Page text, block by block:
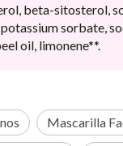
beta-sitosterol,
sorbate,
oil, limonene**.
Mascarilla